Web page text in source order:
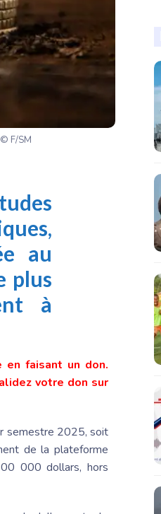
F/SM
au
plus
à
en faisant un don.
votre don sur
semestre 2025, soit
de la plateforme
000 dollars, hors